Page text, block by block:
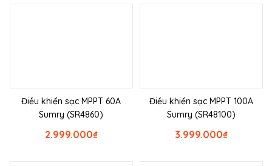
Điều khiển sạc MPPT 60A
Sumry (SR4860)
₫
2.999.000
Điều khiển sạc MPPT 100A
Sumry (SR48100)
₫
3.999.000